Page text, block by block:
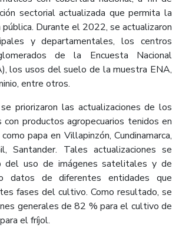
sectorial actualizada que permita la
Durante el 2022, se actualizaron
y departamentales, los centros
de la Encuesta Nacional
los usos del suelo de la muestra ENA,
entre otros.
priorizaron las actualizaciones de los
productos agropecuarios tenidos en
papa en Villapinzón, Cundinamarca,
Santander. Tales actualizaciones se
del uso de imágenes satelitales y de
datos de diferentes entidades que
fases del cultivo. Como resultado, se
generales de 82 % para el cultivo de
el fríjol.